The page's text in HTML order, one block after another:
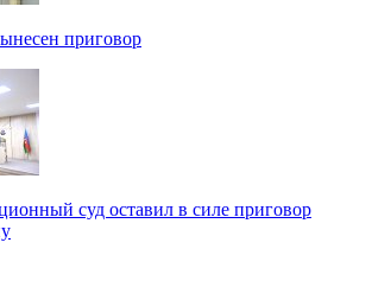
приговор
суд оставил в силе приговор